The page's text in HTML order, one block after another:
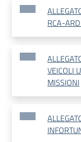
RCA-
VEICOLI
MISSIONI